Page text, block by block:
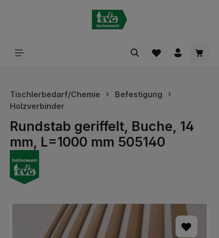
Tischlerbedarf/Chemie
Befestigung
Holzverbinder
Rundstab geriffelt, Buche, 14
mm, L=1000 mm 505140
Bildergalerie überspringen